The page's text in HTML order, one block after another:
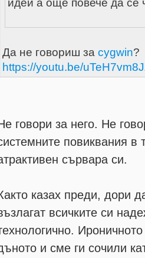
Да не говориш заcygwin?
https://youtu.be/
говори за него. Не
повиквания в
сървара си.
казах преди, дори
всичките си
и сме ги сочили